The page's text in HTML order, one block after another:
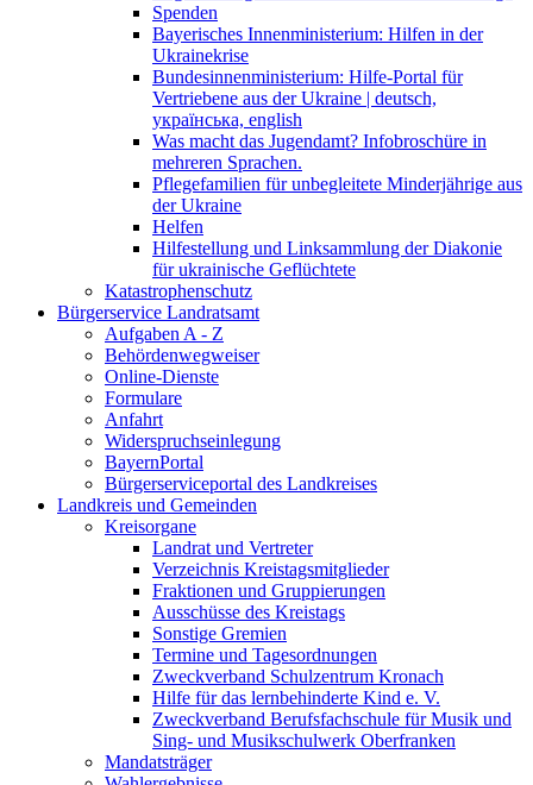
Spenden
Bayerisches Innenministerium: Hilfen in der
Ukrainekrise
Bundesinnenministerium: Hilfe-Portal für
Vertriebene aus der Ukraine | deutsch,
українська, english
Was macht das Jugendamt? Infobroschüre in
mehreren Sprachen.
Pflegefamilien für unbegleitete Minderjährige aus
der Ukraine
Helfen
Hilfestellung und Linksammlung der Diakonie
für ukrainische Geflüchtete
Katastrophenschutz
Bürgerservice Landratsamt
Aufgaben A - Z
Behördenwegweiser
Online-Dienste
Formulare
Anfahrt
Widerspruchseinlegung
BayernPortal
Bürgerserviceportal des Landkreises
Landkreis und Gemeinden
Kreisorgane
Landrat und Vertreter
Verzeichnis Kreistagsmitglieder
Fraktionen und Gruppierungen
Ausschüsse des Kreistags
Sonstige Gremien
Termine und Tagesordnungen
Zweckverband Schulzentrum Kronach
Hilfe für das lernbehinderte Kind e. V.
Zweckverband Berufsfachschule für Musik und
Sing- und Musikschulwerk Oberfranken
Mandatsträger